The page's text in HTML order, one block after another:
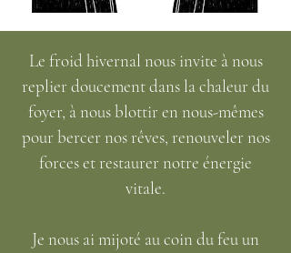
Le froid hivernal nous invite à nous
replier doucement dans la chaleur du
foyer, à nous blottir en nous-mêmes
pour bercer nos rêves, renouveler nos
forces et restaurer notre énergie
vitale.
Je nous ai mijoté au coin du feu un